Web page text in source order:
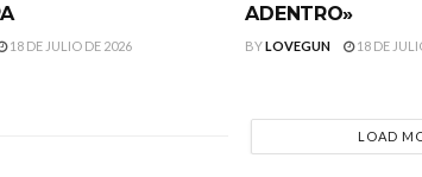
18 DE JULIO DE 2026
ADENTRO»
BYLOVEGUN 18 DE
LOAD